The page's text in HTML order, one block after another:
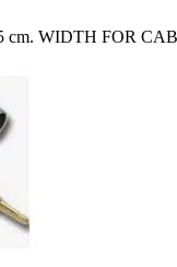
cm. WIDTH FOR